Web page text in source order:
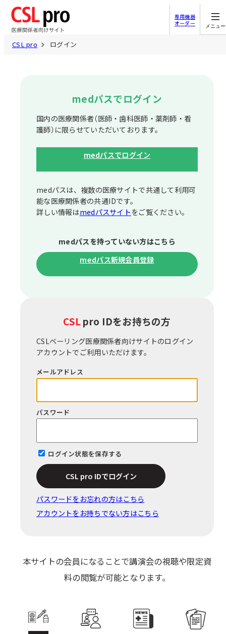
専用機器
オーダー
メニュー
CSL pro ログイン
medパスでログイン
国内の医療関係者（医師・歯科医師・薬剤師・看
護師）に限らせていただいております。
medパスでログイン
medパスは、複数の医療サイトで共通して利⽤可
能な医療関係者の共通IDです。
詳しい情報はmedパスサイトをご覧ください。
medパスを持っていない⽅はこちら
medパス新規会員登録
CSLpro IDをお持ちの⽅
CSLベーリング医療関係者向けサイトのログイン
アカウントでご利⽤いただけます。
メールアドレス
パスワード
ログイン状態を保存する
CSL pro IDでログイン
パスワードをお忘れの⽅はこちら
アカウントをお持ちでない方はこちら
本サイトの会員になることで講演会の視聴や限定資
料の閲覧が可能となります。